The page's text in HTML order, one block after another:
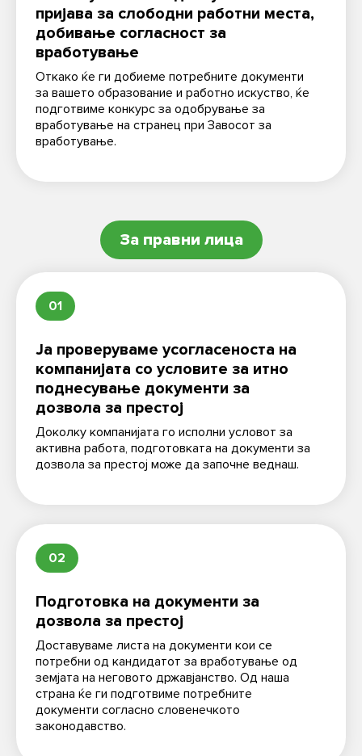
пријава за слободни работни места,
добивање согласност за
вработување
Откако ќе ги добиеме потребните документи
за вашето образование и работно искуство, ќе
подготвиме конкурс за одобрување за
вработување на странец при Завосот за
вработување.
За правни лица
01
Ја проверуваме усогласеноста на
компанијата со условите за итно
поднесување документи за
дозвола за престој
Доколку компанијата го исполни условот за
активна работа, подготовката на документи за
дозвола за престој може да започне веднаш.
02
Подготовка на документи за
дозвола за престој
Доставуваме листа на документи кои се
потребни од кандидатот за вработување од
земјата на неговото државјанство. Од наша
страна ќе ги подготвиме потребните
документи согласно словенечкото
законодавство.